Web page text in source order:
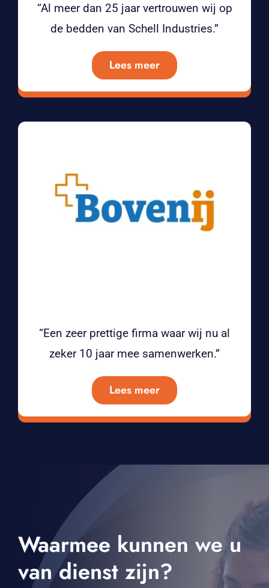
“Al meer dan 25 jaar vertrouwen wij op
de bedden van Schell Industries.”
Lees meer
“Een zeer prettige firma waar wij nu al
zeker 10 jaar mee samenwerken.”
Lees meer
Waarmee kunnen we u
van dienst zijn?